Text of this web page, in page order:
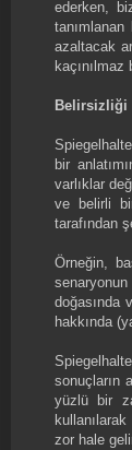
ederken,
azaltacak
Belirsizliği
bir
varlıklar
ve belirli
tarafından
Örneğin,
doğasında
hakkında
sonuçların
yüzlü bir
zor hale